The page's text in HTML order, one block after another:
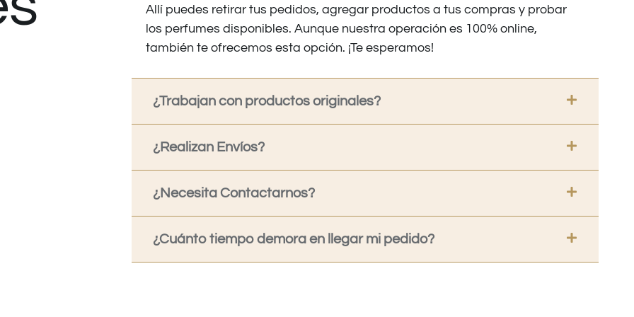
Allí puedes retirar tus pedidos, agregar productos a tus compras y probar
los perfumes disponibles. Aunque nuestra operación es 100% online,
también te ofrecemos esta opción. ¡Te esperamos!
¿Trabajan con productos originales?
¿Realizan Envíos?
¿Necesita Contactarnos?
¿Cuánto tiempo demora en llegar mi pedido?